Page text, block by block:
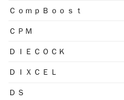
ＣｏｍｐＢｏｏｓｔ
ＣＰＭ
ＤＩＥＣＯＣＫ
ＤＩＸＣＥＬ
ＤＳ